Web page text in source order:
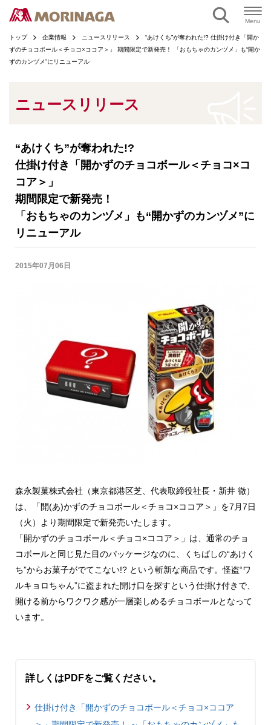
Menu
トップ 企業情報 ニュースリリース
“あけくち”が奪われた!? 仕掛け付き「開か
ずのチョコボール＜チョコ×ココア＞」 期間限定で新発売！ 「おもちゃのカンヅメ」も“開か
ずのカンヅメ”にリニューアル
ニュースリリース
“あけくち”が奪われた!?
仕掛け付き「開かずのチョコボール＜チョコ×コ
コア＞」
期間限定で新発売！
「おもちゃのカンヅメ」も“開かずのカンヅメ”に
リニューアル
2015年07月06日
森永製菓株式会社（東京都港区芝、代表取締役社長・新井 徹）
は、「開(あ)かずのチョコボール＜チョコ×ココア＞」を7月7日
（火）より期間限定で新発売いたします。
「開かずのチョコボール＜チョコ×ココア＞」は、通常のチョ
コボールと同じ見た目のパッケージなのに、くちばしの“あけく
ち”からお菓子がでてこない!? という斬新な商品です。怪盗“ワ
ルキョロちゃん”に盗まれた開け口を探すという仕掛け付きで、
開ける前からワクワク感が一層楽しめるチョコボールとなって
います。
詳しくはPDFをご覧ください。
仕掛け付き「開かずのチョコボール＜チョコ×ココア